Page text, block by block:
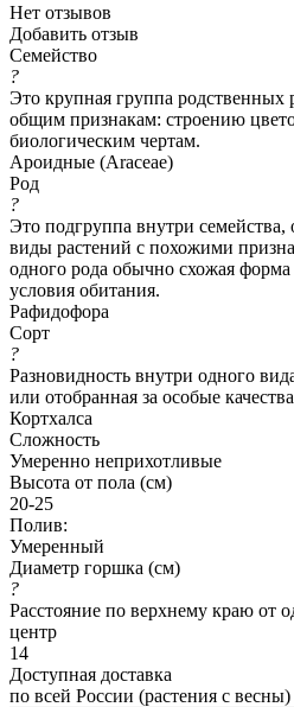
Нет отзывов
Добавить отзыв
Семейство
?
Это крупная группа
общим признакам: строению
биологическим чертам.
Ароидные (Araceae)
Род
?
Это подгруппа внутри
виды растений с похожими
одного рода обычно схожая форма
условия обитания.
Рафидофора
Сорт
?
Разновидность внутри одного
или отобранная за особые качества
Кортхалса
Сложность
Умеренно неприхотливые
Высота от пола (см)
20-25
Полив:
Умеренный
Диаметр горшка (см)
?
Расстояние по верхнему краю от
центр
14
Доступная доставка
по всей России (растения с весны)